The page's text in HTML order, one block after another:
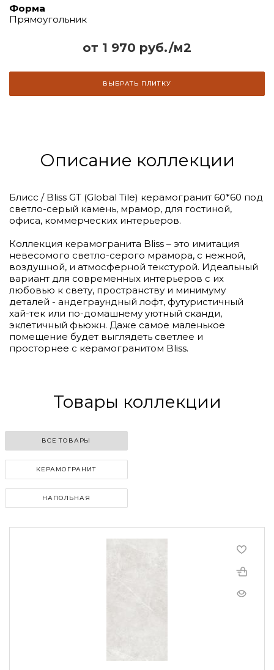
от 1 970 руб./м2
ВЫБРАТЬ ПЛИТКУ
Форма
Прямоугольник
Описание коллекции
Блисс / Bliss GT (Global Tile) керамогранит 60*60 под
светло-серый камень, мрамор, для гостиной,
офиса, коммерческих интерьеров.
Коллекция керамогранита Bliss – это имитация
невесомого светло-серого мрамора, с нежной,
воздушной, и атмосферной текстурой. Идеальный
вариант для современных интерьеров с их
любовью к свету, пространству и минимуму
деталей - андеграундный лофт, футуристичный
хай-тек или по-домашнему уютный сканди,
эклетичный фьюжн. Даже самое маленькое
помещение будет выглядеть светлее и
просторнее с керамогранитом Bliss.
Товары коллекции
ВСЕ ТОВАРЫ
КЕРАМОГРАНИТ
НАПОЛЬНАЯ